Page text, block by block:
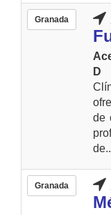
Granada
D
de
Granada